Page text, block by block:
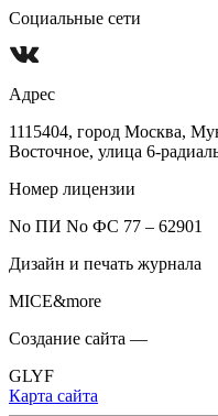
Социальные сети
Адрес
1115404, город Москва,
Восточное, улица 6-
Номер лицензии
No ПИ No ФС 77 – 62901
Дизайн и печать журнала
MICE&more
Создание сайта —
GLYF
Карта сайта